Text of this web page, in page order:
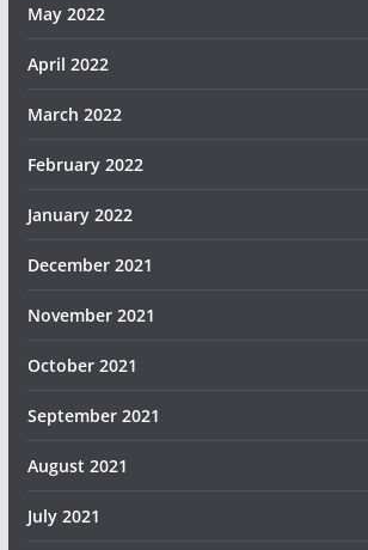
May 2022
April 2022
March 2022
February 2022
January 2022
December 2021
November 2021
October 2021
September 2021
August 2021
July 2021